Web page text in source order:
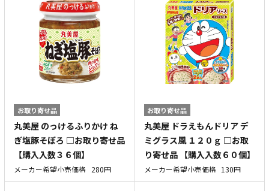
お取り寄せ品
丸美屋 のっけるふりかけ ね
ぎ塩豚そぼろ □お取り寄せ品
【購入入数３６個】
メーカー希望小売価格 280円
お取り寄せ品
丸美屋 ドラえもんドリア デ
ミグラス風 １２０ｇ □お取
り寄せ品 【購入入数６０個】
メーカー希望小売価格 130円